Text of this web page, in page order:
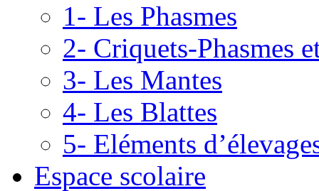
1- Les Phasmes
2- Criquets-Phasmes
3- Les Mantes
4- Les Blattes
5- Eléments
Espace scolaire